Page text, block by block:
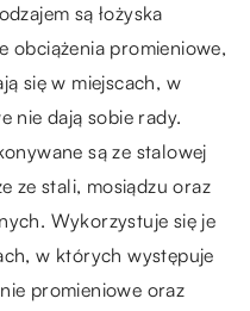
są łożyska
obciążenia promieniowe,
się w miejscach, w
nie dają sobie rady.
są ze stalowej
ze stali, mosiądzu oraz
Wykorzystuje się je
w których występuje
promieniowe oraz